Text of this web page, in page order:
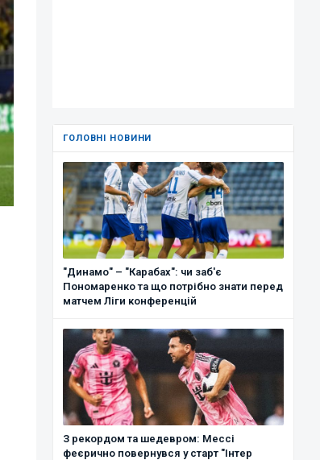
ГОЛОВНІ НОВИНИ
"Динамо" – "Карабах": чи заб'є
Пономаренко та що потрібно знати перед
матчем Ліги конференцій
З рекордом та шедевром: Мессі
феєрично повернувся у старт "Інтер